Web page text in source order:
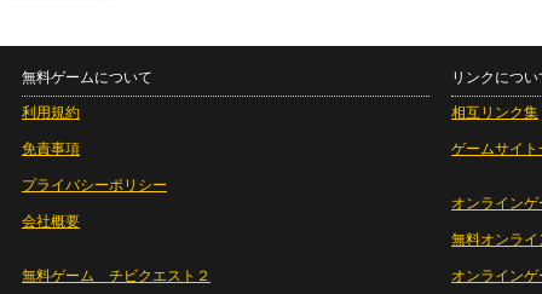
無料ゲームについて
利用規約
免責事項
プライバシーポリシー
会社概要
無料ゲーム チビクエスト２
リンクについ
相互リンク集
ゲームサイト
オンラインゲ
無料オンライ
オンライン